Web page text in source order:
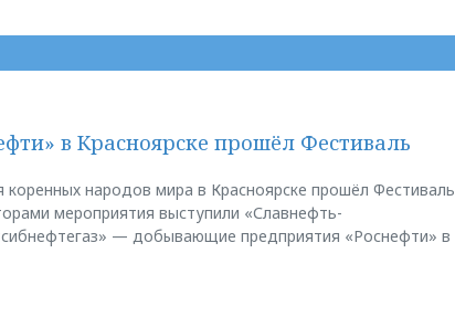
в Красноярске прошёл Фестиваль
народов мира в Красноярске прошёл Фестиваль
мероприятия выступили «Славнефть-
— добывающие предприятия «Роснефти» в